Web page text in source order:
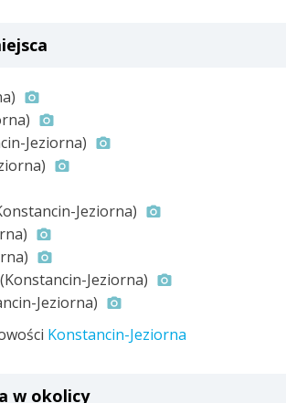
Jeziorna)
Jeziorna)
(Konstancin-Jeziorna)
Jeziorna)
Konstancin-Jeziorna
w okolicy